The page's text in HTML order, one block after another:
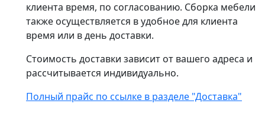
клиента время, по согласованию. Сборка мебели
также осуществляется в удобное для клиента
время или в день доставки.
Стоимость доставки зависит от вашего адреса и
рассчитывается индивидуально.
Полный прайс по ссылке в разделе "Доставка"